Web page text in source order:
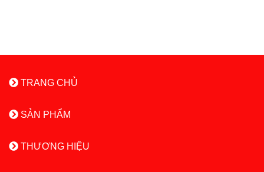
TRANG CHỦ
SẢN PHẨM
THƯƠNG HIỆU